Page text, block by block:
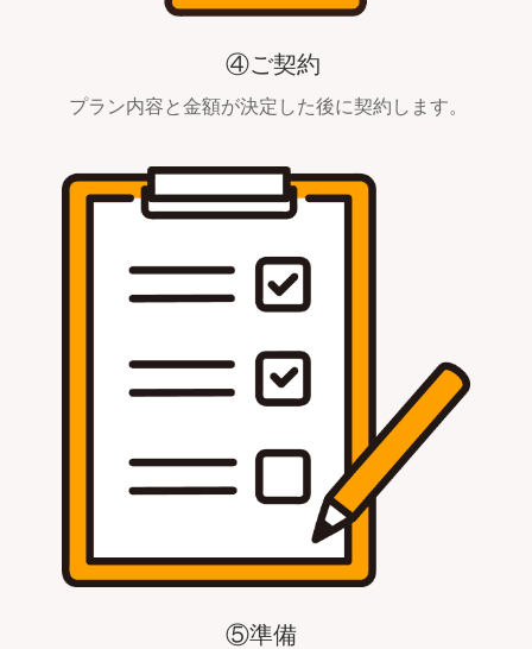
④ご契約
プラン内容と金額が決定した後に契約します。
⑤準備